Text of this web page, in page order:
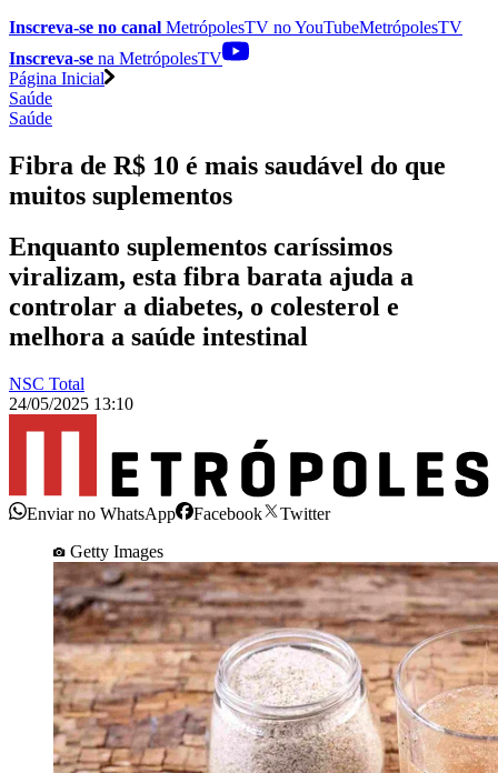
Inscreva-se no canal MetrópolesTV noYouTubeMetrópolesTV
Inscreva-se na MetrópolesTV
Página Inicial
Saúde
Saúde
Fibra de R$ 10 é mais saudável do que
muitos suplementos
Enquanto suplementos caríssimos
viralizam, esta fibra barata ajuda a
controlar a diabetes, o colesterol e
melhora a saúde intestinal
NSC Total
24/05/2025 13:10
Enviar no WhatsApp Facebook
Twitter
Getty Images